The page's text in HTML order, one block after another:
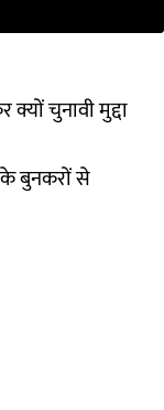
चुनावी मुद्दा
के बुनकरों से